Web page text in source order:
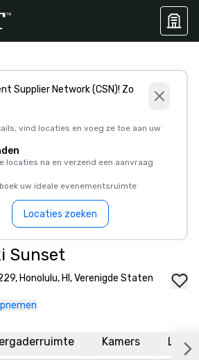
Supplier Network (CSN)! Zo
vind locaties en voeg ze toe aan uw
locaties na en verzend een aanvraag
uw ideale evenementsruimte
Locaties zoeken
Sunset
Honolulu, HI, Verenigde Staten
Kamers